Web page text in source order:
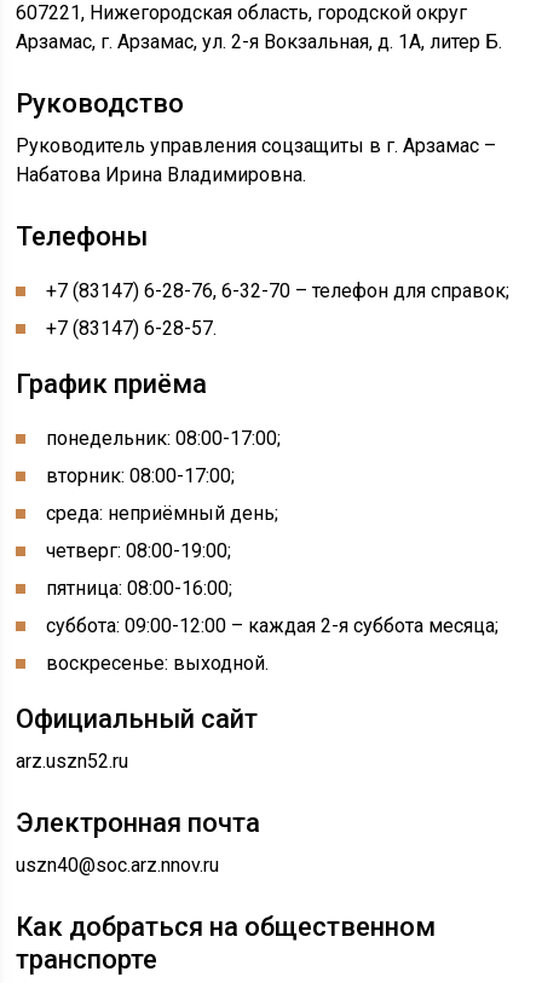
607221, Нижегородская область, городской округ
Арзамас, г. Арзамас, ул. 2-я Вокзальная, д. 1А, литер Б.
Руководство
Руководитель управления соцзащиты в г. Арзамас –
Набатова Ирина Владимировна.
Телефоны
+7 (83147) 6-28-76, 6-32-70 – телефон для справок;
+7 (83147) 6-28-57.
График приёма
понедельник: 08:00-17:00;
вторник: 08:00-17:00;
среда: неприёмный день;
четверг: 08:00-19:00;
пятница: 08:00-16:00;
суббота: 09:00-12:00 – каждая 2-я суббота месяца;
воскресенье: выходной.
Официальный сайт
arz.uszn52.ru
Электронная почта
uszn40@soc.arz.nnov.ru
Как добраться на общественном
транспорте